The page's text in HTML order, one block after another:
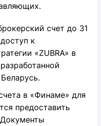
счет до 31
к
«ZUBRA» в
в «Финаме» для
предоставить